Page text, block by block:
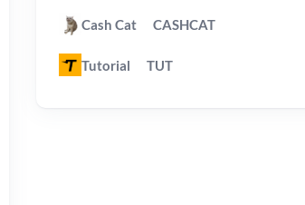
Cash Cat CASHCAT
Tutorial TUT